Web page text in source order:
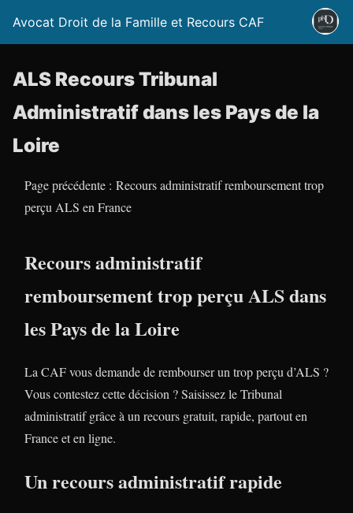
Avocat Droit de la Famille et Recours CAF
ALS Recours Tribunal
Administratif dans les Pays de la
Loire
Page précédente : Recours administratif remboursement trop
perçu ALS en France
Recours administratif
remboursement trop perçu ALS dans
les Pays de la Loire
La CAF vous demande de rembourser un trop perçu d’ALS ?
Vous contestez cette décision ? Saisissez le Tribunal
administratif grâce à un recours gratuit, rapide, partout en
France et en ligne.
Un recours administratif rapide